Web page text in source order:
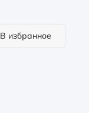
В избранное